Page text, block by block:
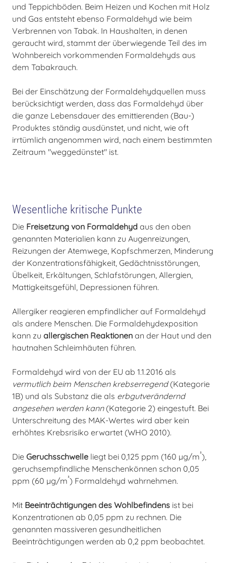
und Teppichböden. Beim Heizen und Kochen mit Holz
und Gas entsteht ebenso Formaldehyd wie beim
Verbrennen von Tabak. In Haushalten, in denen
geraucht wird, stammt der überwiegende Teil des im
Wohnbereich vorkommenden Formaldehyds aus
dem Tabakrauch.
Bei der Einschätzung der Formaldehydquellen muss
berücksichtigt werden, dass das Formaldehyd über
die ganze Lebensdauer des emittierenden (Bau-)
Produktes ständig ausdünstet, und nicht, wie oft
irrtümlich angenommen wird, nach einem bestimmten
Zeitraum "weggedünstet" ist.
Wesentliche kritische Punkte
Die Freisetzung von Formaldehyd aus den oben
genannten Materialien kann zu Augenreizungen,
Reizungen der Atemwege, Kopfschmerzen, Minderung
der Konzentrationsfähigkeit, Gedächtnisstörungen,
Übelkeit, Erkältungen, Schlafstörungen, Allergien,
Mattigkeitsgefühl, Depressionen führen.
Allergiker reagieren empfindlicher auf Formaldehyd
als andere Menschen. Die Formaldehydexposition
kann zu allergischen Reaktionen an der Haut und den
hautnahen Schleimhäuten führen.
Formaldehyd wird von der EU ab 1.1.2016 als
vermutlich beim Menschen krebserregend(Kategorie
1B) und als Substanz die als erbgutverändernd
angesehen werden kann(Kategorie 2) eingestuft. Bei
Unterschreitung des MAK-Wertes wird aber kein
erhöhtes Krebsrisiko erwartet (WHO 2010).
Die Geruchsschwelle liegt bei 0,125 ppm (160 µg/m³),
geruchsempfindliche Menschenkönnen schon 0,05
ppm (60 µg/m³) Formaldehyd wahrnehmen.
Mit Beeinträchtigungen des Wohlbefindens ist bei
Konzentrationen ab 0,05 ppm zu rechnen. Die
genannten massiveren gesundheitlichen
Beeinträchtigungen werden ab 0,2 ppm beobachtet.